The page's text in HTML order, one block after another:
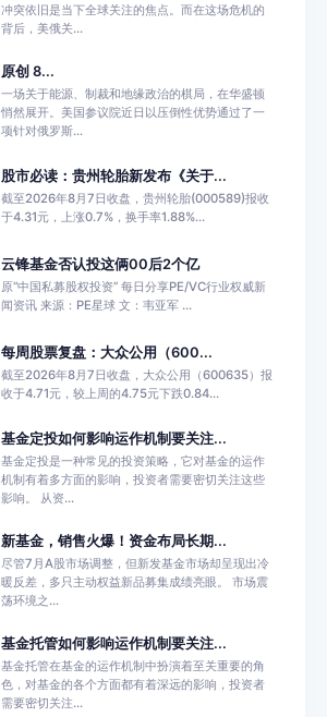
冲突依旧是当下全球关注的焦点。而在这场危机的
背后，美俄关...
原创 8...
一场关于能源、制裁和地缘政治的棋局，在华盛顿
悄然展开。美国参议院近日以压倒性优势通过了一
项针对俄罗斯...
股市必读：贵州轮胎新发布《关于...
截至2026年8月7日收盘，贵州轮胎(000589)报收
于4.31元，上涨0.7%，换手率1.88%...
云锋基金否认投这俩00后2个亿
原“中国私募股权投资” 每日分享PE/VC行业权威新
闻资讯 来源：PE星球 文：韦亚军 ...
每周股票复盘：大众公用（600...
截至2026年8月7日收盘，大众公用（600635）报
收于4.71元，较上周的4.75元下跌0.84...
基金定投如何影响运作机制要关注...
基金定投是一种常见的投资策略，它对基金的运作
机制有着多方面的影响，投资者需要密切关注这些
影响。 从资...
新基金，销售火爆！资金布局长期...
尽管7月A股市场调整，但新发基金市场却呈现出冷
暖反差，多只主动权益新品募集成绩亮眼。 市场震
荡环境之...
基金托管如何影响运作机制要关注...
基金托管在基金的运作机制中扮演着至关重要的角
色，对基金的各个方面都有着深远的影响，投资者
需要密切关注...